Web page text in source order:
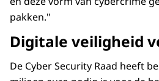
pakken."
Digitale veiligheid
De Cyber Security Raad heeft